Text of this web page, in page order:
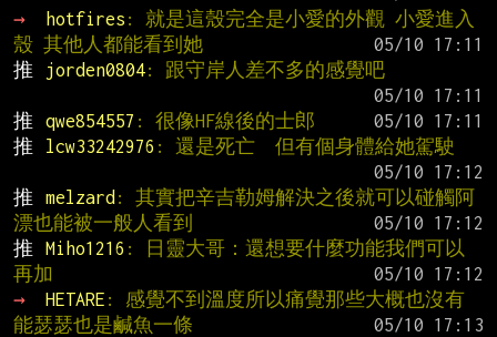
→
hotfires : 就是這殼完全是小愛的外觀 小愛進入
殼 其他人都能看到她
推
jorden0804: 跟守岸人差不多的感覺吧
推
qwe854557 : 很像HF線後的士郎
推
lcw33242976 : 還是死亡  但有個身體給她駕駛
推
melzard : 其實把辛吉勒姆解決之後就可以碰觸阿
漂也能被一般人看到
推
Miho1216 : 日靈大哥：還想要什麼功能我們可以
再加
→
HETARE : 感覺不到溫度所以痛覺那些大概也沒有
能瑟瑟也是鹹魚一條